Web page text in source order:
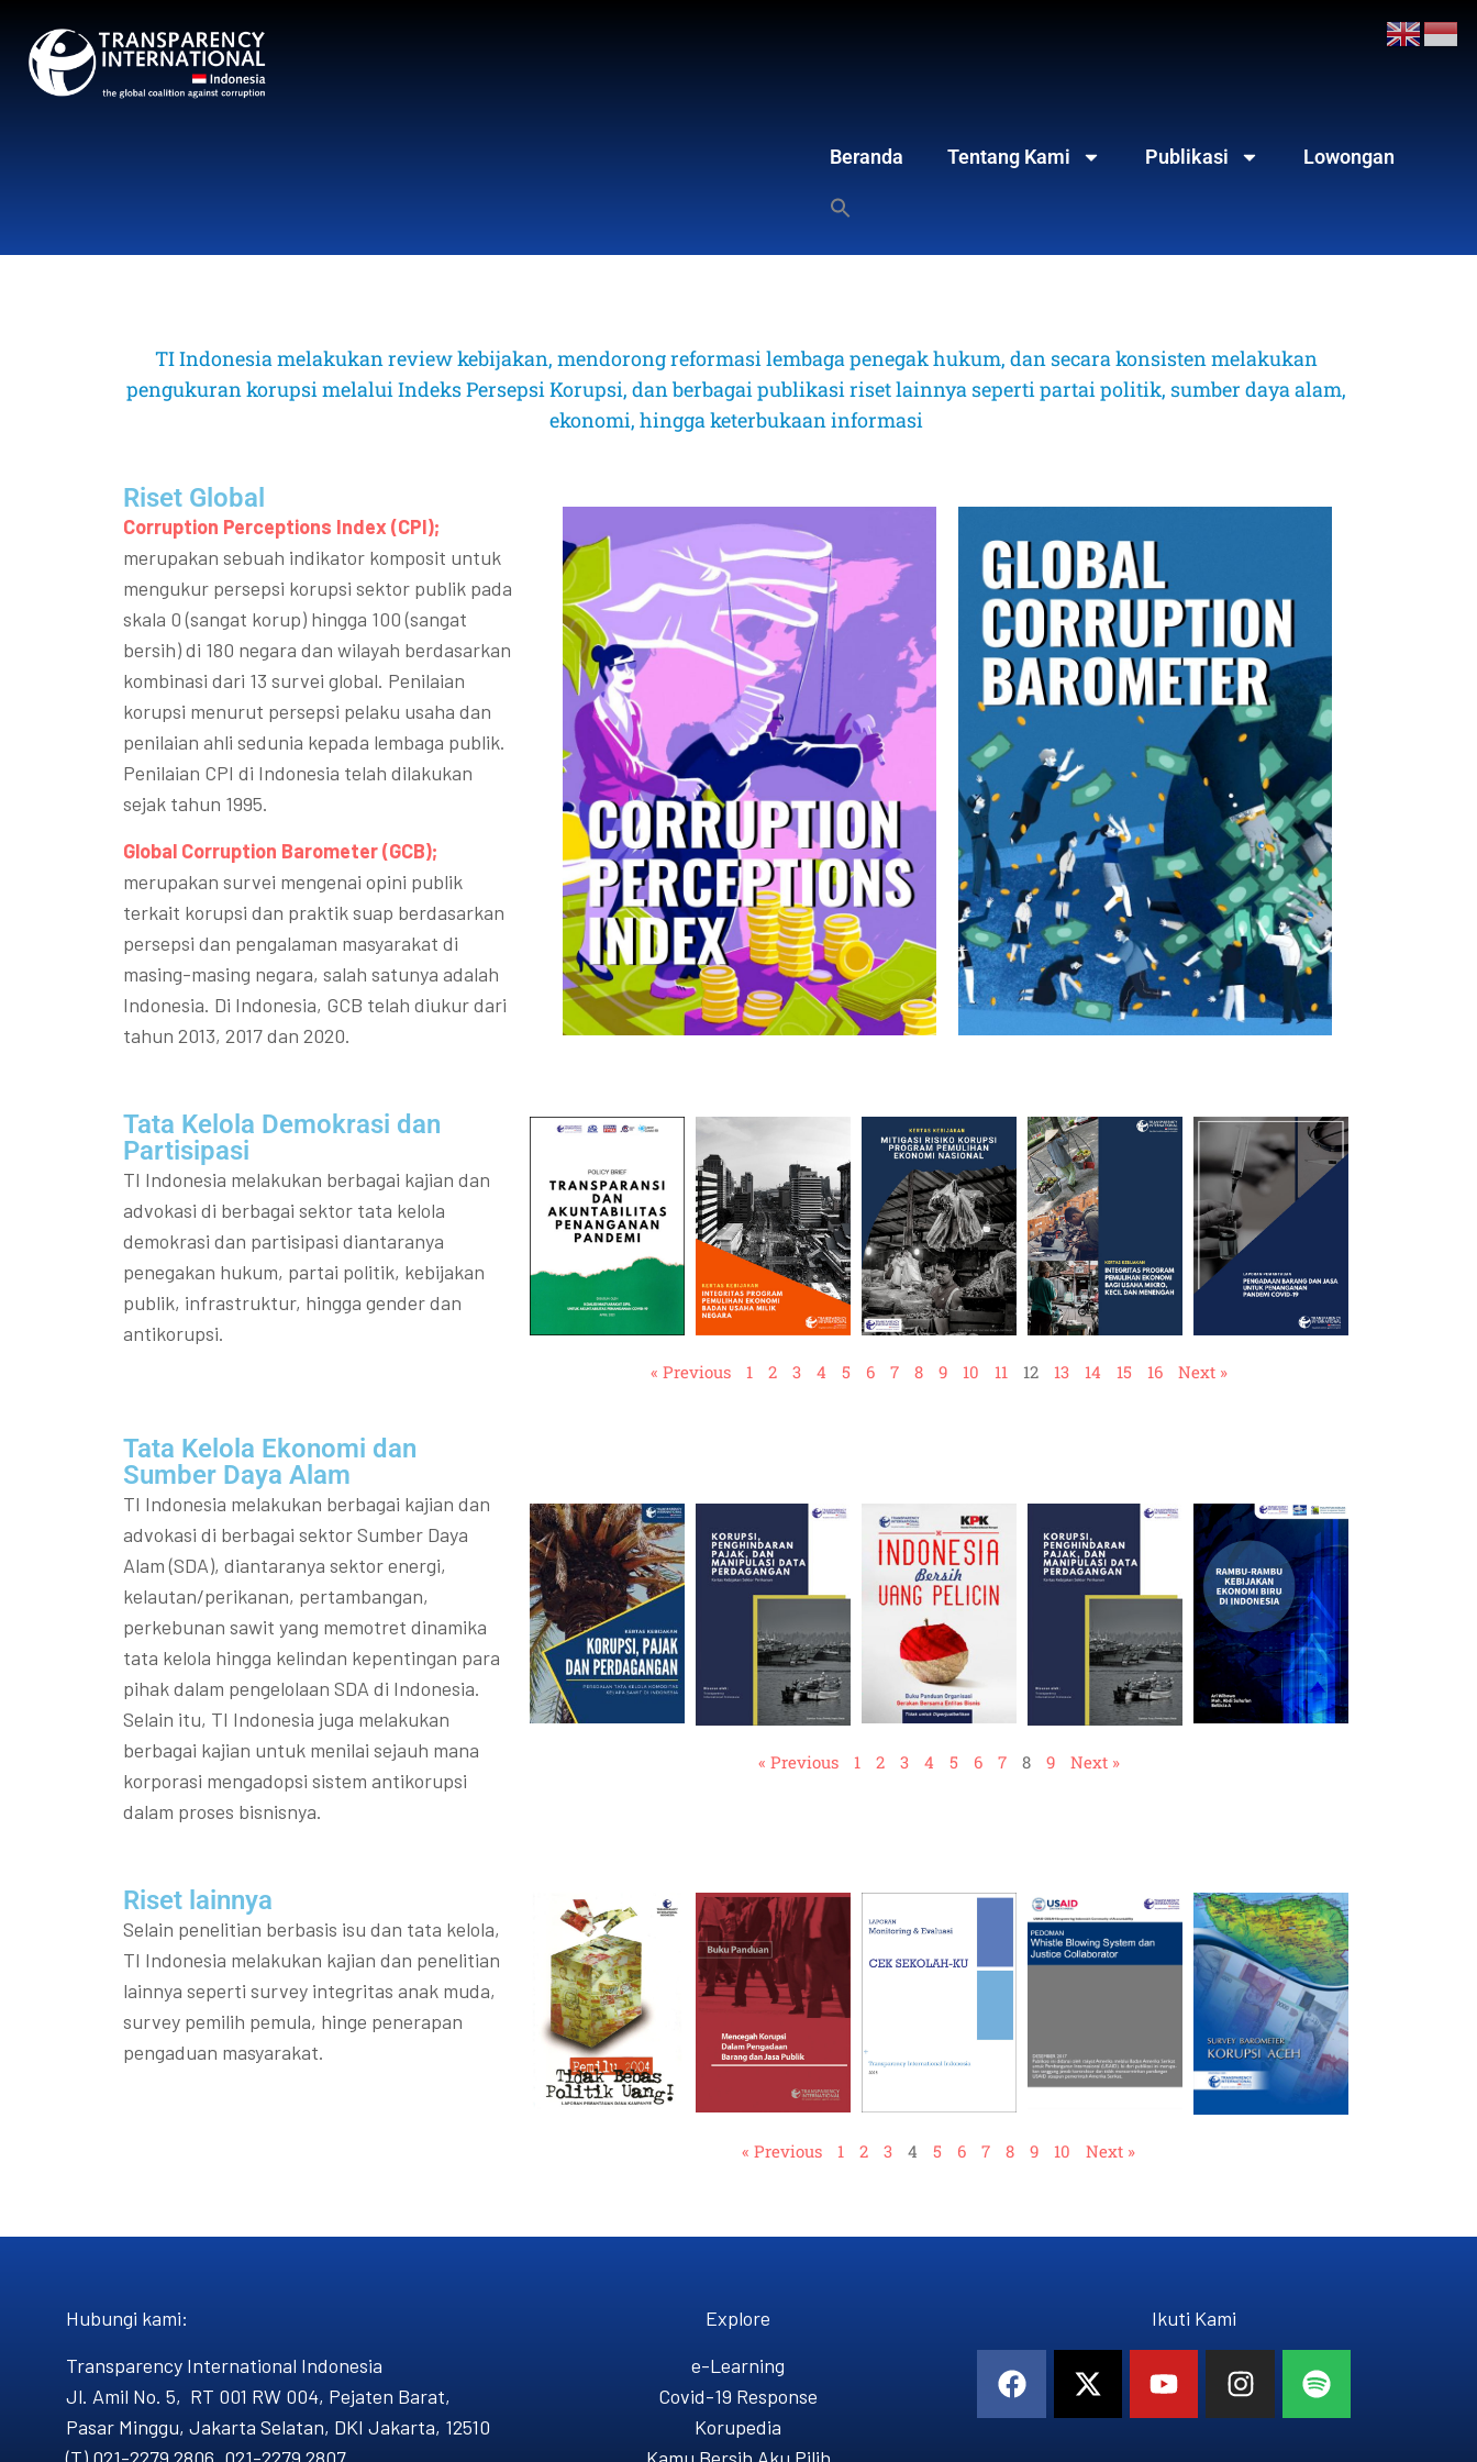
Beranda Tentang Kami Publikasi Lowongan
TI Indonesia melakukan review kebijakan, mendorong reformasi lembaga penegak hukum, dan secara konsisten melakukan
pengukuran korupsi melalui Indeks Persepsi Korupsi, dan berbagai publikasi riset lainnya seperti partai politik, sumber daya alam,
ekonomi, hingga keterbukaan informasi
Riset Global​
Corruption Perceptions Index (CPI);
merupakan sebuah indikator komposit untuk
mengukur persepsi korupsi sektor publik pada
skala 0 (sangat korup) hingga 100 (sangat
bersih) di 180 negara dan wilayah berdasarkan
kombinasi dari 13 survei global. Penilaian
korupsi menurut persepsi pelaku usaha dan
penilaian ahli sedunia kepada lembaga publik.
Penilaian CPI di Indonesia telah dilakukan
sejak tahun 1995.
Global Corruption Barometer (GCB);
merupakan survei mengenai opini publik
terkait korupsi dan praktik suap berdasarkan
persepsi dan pengalaman masyarakat di
masing-masing negara, salah satunya adalah
Indonesia. Di Indonesia, GCB telah diukur dari
tahun 2013, 2017 dan 2020.
Tata Kelola Demokrasi dan
Partisipasi​
TI Indonesia melakukan berbagai kajian dan
advokasi di berbagai sektor tata kelola
demokrasi dan partisipasi diantaranya
penegakan hukum, partai politik, kebijakan
publik, infrastruktur, hingga gender dan
antikorupsi.
« Previous 1 2 3 4 5 6 7 8 9 10 11 12 13 14 15 16 Next »
Tata Kelola Ekonomi dan
Sumber Daya Alam
TI Indonesia melakukan berbagai kajian dan
advokasi di berbagai sektor Sumber Daya
Alam (SDA), diantaranya sektor energi,
kelautan/perikanan, pertambangan,
perkebunan sawit yang memotret dinamika
tata kelola hingga kelindan kepentingan para
pihak dalam pengelolaan SDA di Indonesia.
Selain itu, TI Indonesia juga melakukan
berbagai kajian untuk menilai sejauh mana
korporasi mengadopsi sistem antikorupsi
dalam proses bisnisnya.
« Previous 1 2 3 4 5 6 7 8 9 Next »
Riset lainnya​​
Selain penelitian berbasis isu dan tata kelola,
TI Indonesia melakukan kajian dan penelitian
lainnya seperti survey integritas anak muda,
survey pemilih pemula, hinge penerapan
pengaduan masyarakat.
« Previous 1 2 3 4 5 6 7 8 9 10 Next »
Hubungi kami​:
Transparency International Indonesia
Jl. Amil No. 5, RT 001 RW 004, Pejaten Barat,
Pasar Minggu, Jakarta Selatan, DKI Jakarta, 12510
(T) 021-2279 2806, 021-2279 2807
Explore
e-Learning
Covid-19 Response
Korupedia
Kamu Bersih Aku Pilih
Ikuti Kami